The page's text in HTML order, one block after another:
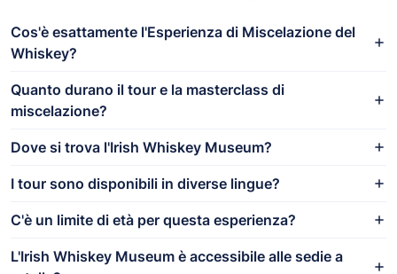
Cos'è esattamente l'Esperienza di Miscelazione del
Whiskey?
Quanto durano il tour e la masterclass di
miscelazione?
Dove si trova l'Irish Whiskey Museum?
I tour sono disponibili in diverse lingue?
C'è un limite di età per questa esperienza?
L'Irish Whiskey Museum è accessibile alle sedie a